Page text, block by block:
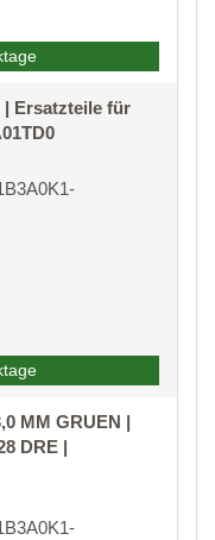
| Ersatzteile für
MM GRUEN |
DRE |